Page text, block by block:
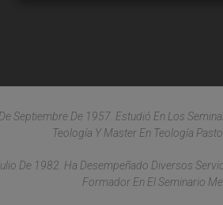
Septiembre De 1957. Estudió En Los
Teología Y Master En Teología
De 1982. Ha Desempeñado Diversos
Formador En El Seminario